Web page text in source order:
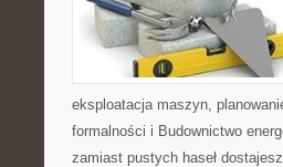
eksploatacja maszyn,
formalności i Budownictwo
zamiast pustych haseł